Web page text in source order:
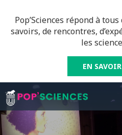
Pop’Sciences répond à
savoirs, de rencontres,
les
EN